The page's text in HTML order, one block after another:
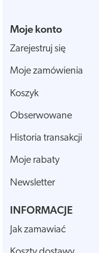
Moje konto
Zarejestruj się
Moje zamówienia
Koszyk
Obserwowane
Historia transakcji
Moje rabaty
Newsletter
INFORMACJE
Jak zamawiać